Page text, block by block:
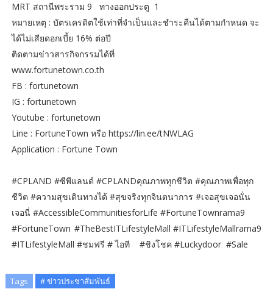
MRT สถานีพระราม 9 ทางออกประตู 1
หมายเหตุ : บัตรเครดิตใช้เท่าที่จำเป็นและชำระคืนได้ตามกำหนด จะ
ได้ไม่เสียดอกเบี้ย 16% ต่อปี
ติดตามข่าวสารกิจกรรมได้ที่
www.fortunetown.co.th
FB : fortunetown
IG : fortunetown
Youtube : fortunetown
Line : FortuneTown หรือ https://lin.ee/tNWLAG
Application : Fortune Town
#CPLAND #ซีพีแลนด์ #CPLANDคุณภาพทุกชีวิต #คุณภาพเพื่อทุก
ชีวิต #ความสุขเดินทางได้ #สุขจริงทุกจินตนาการ #เจอสุขเจอนั่น
เจอนี่ #AccessibleCommunitiesforLife #FortuneTownrama9
#FortuneTown #TheBestITLifestyleMall #ITLifestyleMallrama9
#ITLifestyleMall #ชมฟรี # ไอที #ชิงโชค #Luckydoor #Sale
Tags # ข่าวประชาสัมพันธ์